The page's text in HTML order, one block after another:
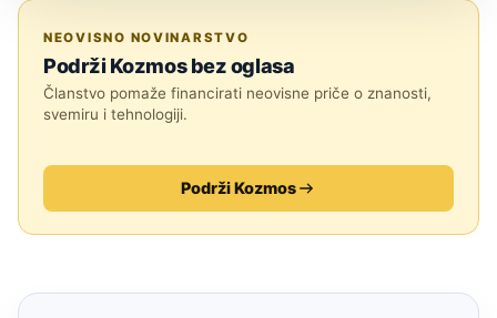
NEOVISNO NOVINARSTVO
Podrži Kozmos bez oglasa
Članstvo pomaže financirati neovisne priče o znanosti,
svemiru i tehnologiji.
Podrži Kozmos